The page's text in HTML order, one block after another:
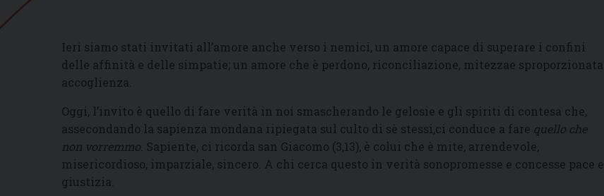
Ieri siamo stati invitati all’amore anche verso i nemici, un amore capace di superare i confini
delle affinità e delle simpatie; un amore che è perdono, riconciliazione, mitezzae sproporzionata
accoglienza.
Oggi, l’invito è quello di fare verità in noi smascherando le gelosie e gli spiriti di contesa che,
assecondando la sapienza mondana ripiegata sul culto di sè stessi,ci conduce a fare quello che
non vorremmo . Sapiente, ci ricorda san Giacomo (3,13), è colui che è mite, arrendevole,
misericordioso, imparziale, sincero. A chi cerca questo in verità sonopromesse e concesse pace e
giustizia.